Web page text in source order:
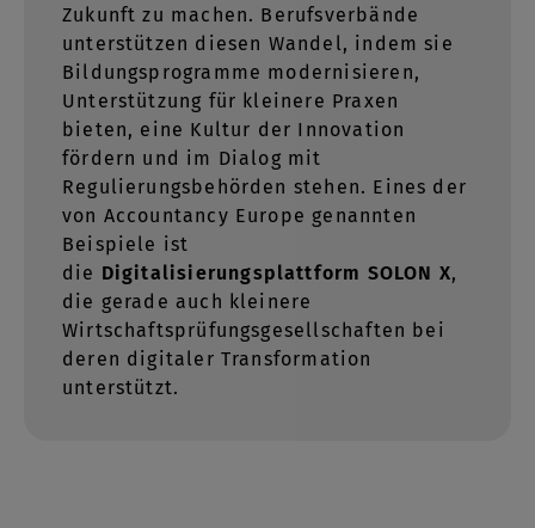
Zukunft zu machen. Berufsverbände
unterstützen diesen Wandel, indem sie
Bildungsprogramme modernisieren,
Unterstützung für kleinere Praxen
bieten, eine Kultur der Innovation
fördern und im Dialog mit
Regulierungsbehörden stehen. Eines der
von Accountancy Europe genannten
Beispiele ist
die Digitalisierungsplattform SOLON X,
die gerade auch kleinere
Wirtschaftsprüfungsgesellschaften bei
deren digitaler Transformation
unterstützt.